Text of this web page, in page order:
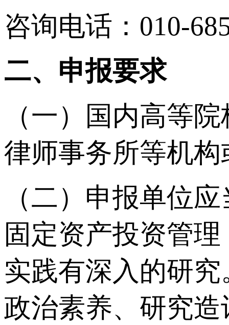
咨询电话：010-
二、申报要求
（一）国内高等
律师事务所等机
（二）申报单位
固定资产投资管
实践有深入的研
政治素养、研究